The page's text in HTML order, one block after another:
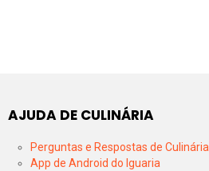
AJUDA DE CULINÁRIA
Perguntas e Respostas de Culinária
App de Android do Iguaria